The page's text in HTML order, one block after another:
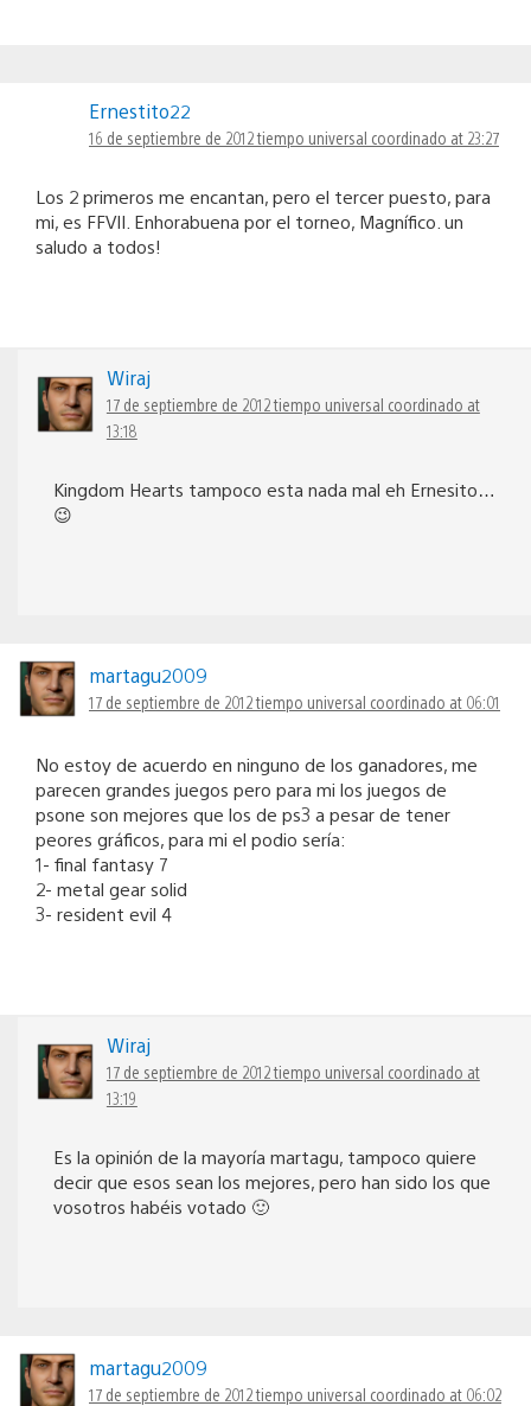
Ernestito22
16 de septiembre de 2012 tiempo universal coordinado at 23:27
Los 2 primeros me encantan, pero el tercer puesto, para
mi, es FFVII. Enhorabuena por el torneo, Magnífico. un
saludo a todos!
Wiraj
17 de septiembre de 2012 tiempo universal coordinado at
13:18
Kingdom Hearts tampoco esta nada mal eh Ernesito…
😉
martagu2009
17 de septiembre de 2012 tiempo universal coordinado at 06:01
No estoy de acuerdo en ninguno de los ganadores, me
parecen grandes juegos pero para mi los juegos de
psone son mejores que los de ps3 a pesar de tener
peores gráficos, para mi el podio sería:
1- final fantasy 7
2- metal gear solid
3- resident evil 4
Wiraj
17 de septiembre de 2012 tiempo universal coordinado at
13:19
Es la opinión de la mayoría martagu, tampoco quiere
decir que esos sean los mejores, pero han sido los que
vosotros habéis votado 🙂
martagu2009
17 de septiembre de 2012 tiempo universal coordinado at 06:02